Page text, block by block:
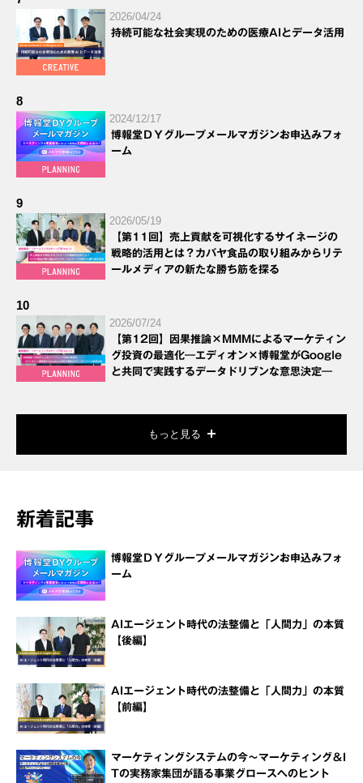
2026/04/24
持続可能な社会実現のための医療AIとデータ活用
8
2024/12/17
博報堂ＤＹグループメールマガジンお申込みフォ
ーム
9
2026/05/19
【第11回】売上貢献を可視化するサイネージの
戦略的活用とは？カバヤ食品の取り組みからリテ
ールメディアの新たな勝ち筋を探る
10
2026/07/24
【第12回】因果推論×MMMによるマーケティン
グ投資の最適化―エディオン×博報堂がGoogle
と共同で実践するデータドリブンな意思決定―
もっと見る
新着記事
博報堂ＤＹグループメールマガジンお申込みフォ
ーム
AIエージェント時代の法整備と「人間力」の本質
【後編】
AIエージェント時代の法整備と「人間力」の本質
【前編】
マーケティングシステムの今～マーケティング＆I
Tの実務家集団が語る事業グロースへのヒント